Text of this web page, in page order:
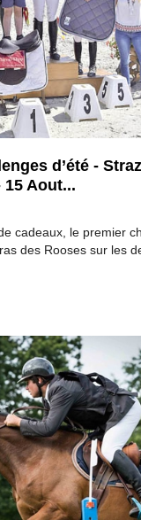
d’été -
15 Aout...
cadeaux, le premier
des Rooses sur les